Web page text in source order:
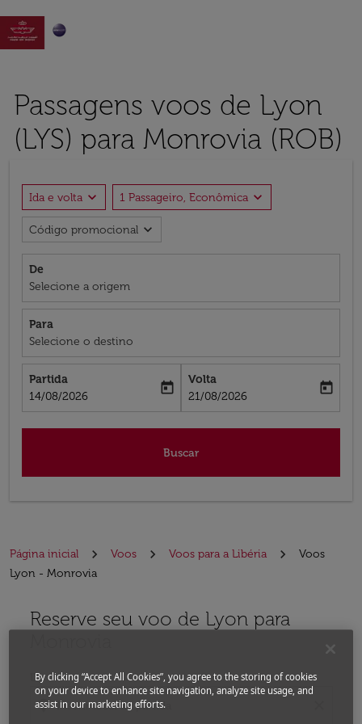

Passagens voos de Lyon
(LYS) para Monrovia (ROB)
Ida e volta expand_more 1 Passageiro, Econômica expand_more
Código promocional expand_more
De
Selecione a origem
Para
Selecione o destino
Partida
fc-booking-departure-date-aria-label
14/08/2026
today
Volta
fc-booking-return-date-aria-label
21/08/2026
today
Buscar
Página inicial Voos Voos para a Libéria
Voos
Lyon - Monrovia
Reserve seu voo de Lyon para
De
location_on
Experimente atualizar a rota (partida e/ou destino)
By clicking “Accept All Cookies”, you agree to the storing of cookies
on your device to enhance site navigation, analyze site usage, and
assist in our marketing efforts.